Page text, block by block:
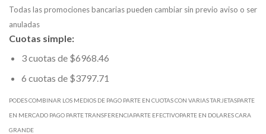
Todas las promociones bancarias pueden cambiar sin previo aviso o ser
anuladas
Cuotas simple:
3 cuotas de $6968.46
6 cuotas de $3797.71
PODES COMBINAR LOS MEDIOS DE PAGO PARTE EN CUOTAS CON VARIAS TARJETASPARTE
EN MERCADO PAGO PARTE TRANSFERENCIAPARTE EFECTIVOPARTE EN DOLARES CARA
GRANDE